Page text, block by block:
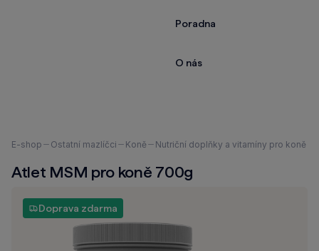
Poradna
O nás
Nacházíte
zde:
E-shop Ostatní mazlíčci Koně Nutriční doplňky a vitamíny pro koně
Atlet MSM pro koně 700g
Doprava zdarma